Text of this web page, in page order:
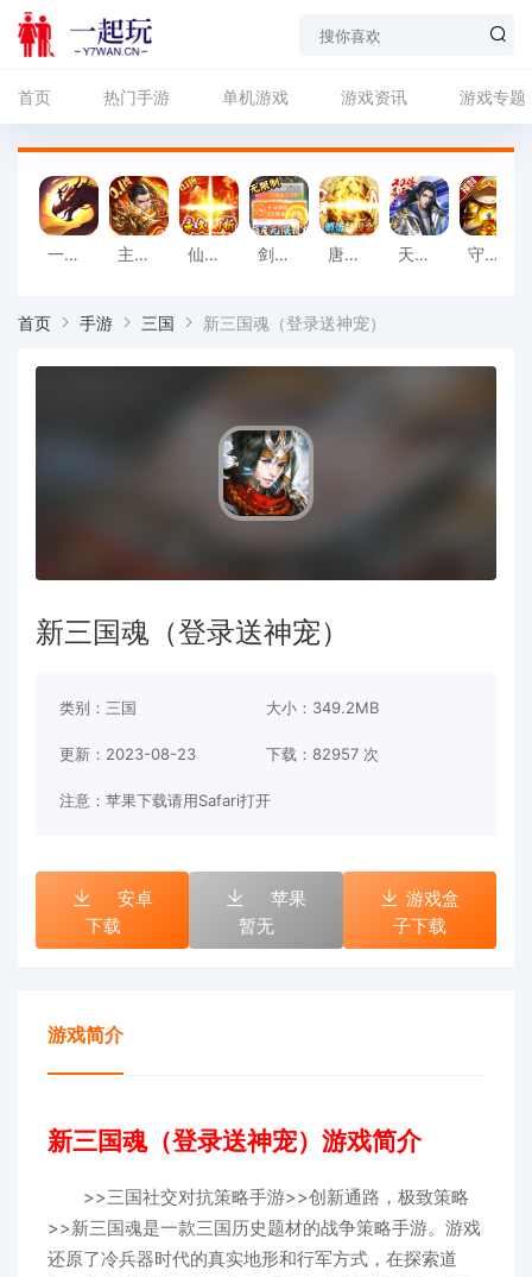
首页 热门手游 单机游戏 游戏资讯 游戏专题
一刀传世_3倍充值元宝_ 主宰无双_首续0.1折_ 仙侠传奇_0.1折福利版_ 剑与江山（额度无限提充）变态版 唐门六道（送内部GM刷充）变态版 天逆_20倍高返_ 守望英雄_十倍高返版_
首页 手游 三国 新三国魂（登录送神宠）
新三国魂（登录送神宠）
类别：三国 大小：349.2MB
更新：2023-08-23 下载： 82957 次
注意：苹果下载请用Safari打开
安卓
下载
苹果
暂无
游戏盒
子下载
游戏简介
新三国魂（登录送神宠）游戏简介
>>三国社交对抗策略手游>>创新通路，极致策略
>>新三国魂是一款三国历史题材的战争策略手游。游戏
还原了冷兵器时代的真实地形和行军方式，在探索道